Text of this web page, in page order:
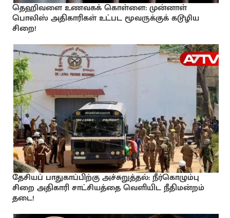
தெஹிவளை உணவகக் கொள்ளை: முன்னாள்
பொலிஸ் அதிகாரிகள் உட்பட மூவருக்குக் கடூழிய
சிறை!
தேசியப் பாதுகாப்பிற்கு அச்சுறுத்தல்: நீர்கொழும்பு
சிறை அதிகாரி சாட்சியத்தை வெளியிட நீதிமன்றம்
தடை!